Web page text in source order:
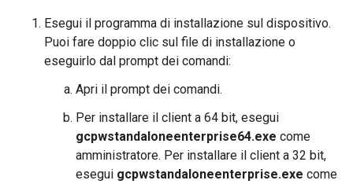
Esegui il programma di installazione sul dispositivo.
Puoi fare doppio clic sul file di installazione o
eseguirlo dal prompt dei comandi:
Apri il prompt dei comandi.
Per installare il client a 64 bit, esegui
gcpwstandaloneenterprise64.exe come
amministratore. Per installare il client a 32 bit,
esegui gcpwstandaloneenterprise.exe come